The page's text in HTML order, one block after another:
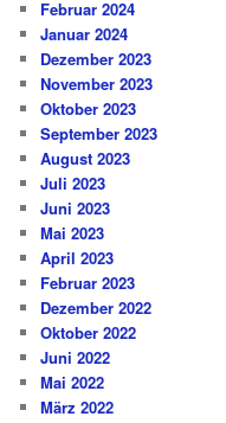
Februar 2024
Januar 2024
Dezember 2023
November 2023
Oktober 2023
September 2023
August 2023
Juli 2023
Juni 2023
Mai 2023
April 2023
Februar 2023
Dezember 2022
Oktober 2022
Juni 2022
Mai 2022
März 2022